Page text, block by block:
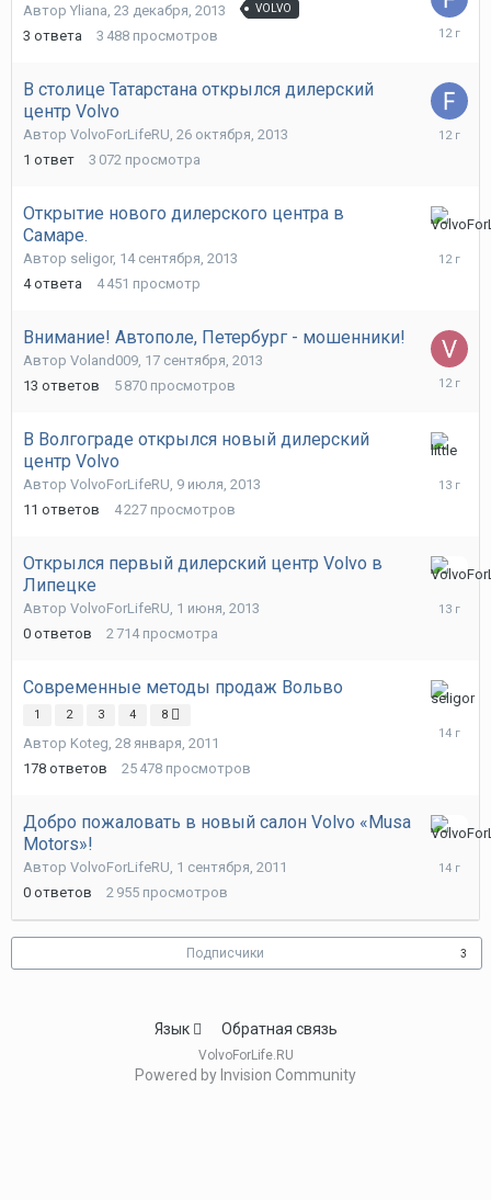
Автор Yliana 23 декабря, 2013 VOLVO
3 ответа 3 488 просмотров
24
В столице Татарстана открылся дилерский
центр Volvo
Автор VolvoForLifeRU, 26 октября, 2013
1 ответ 3 072 просмотра
28
Открытие нового дилерского центра в
Самаре.
Автор seligor, 14 сентября, 2013
4 ответа 4 451 просмотр
26
октября,
Внимание! Автополе, Петербург - мошенники!
Автор Voland009, 17 сентября, 2013
13 ответов 5 870 просмотров
18
В Волгограде открылся новый дилерский
центр Volvo
Автор VolvoForLifeRU, 9 июля, 2013
11 ответов 4 227 просмотров
23
июля,
Открылся первый дилерский центр Volvo в
Липецке
Автор VolvoForLifeRU, 1 июня, 2013
0 ответов 2 714 просмотра
1
июня,
Современные методы продаж Вольво
1 2 3 4 8
Автор Koteg, 28 января, 2011
178 ответов 25 478 просмотров
13
ноября,
Добро пожаловать в новый салон Volvo «Musa
Motors»!
Автор VolvoForLifeRU, 1 сентября, 2011
0 ответов 2 955 просмотров
1
Подписчики 3
Язык Обратная связь
VolvoForLife.RU
Powered by Invision Community